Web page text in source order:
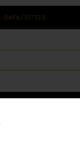
0496/517333